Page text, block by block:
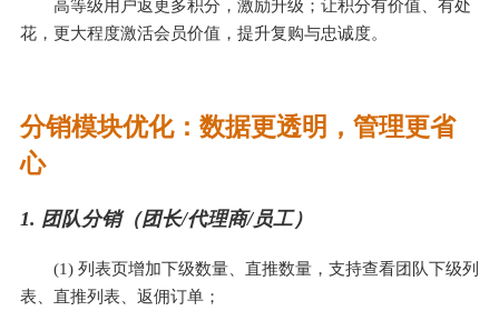
高等级用户返更多积分，激励升级；让积分有价值、有处
花，更大程度激活会员价值，提升复购与忠诚度。
分销模块优化：数据更透明，管理更省
心
1. 团队分销（团长/代理商/员工）
(1) 列表页增加下级数量、直推数量，支持查看团队下级列
表、直推列表、返佣订单；